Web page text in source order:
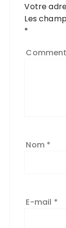
Votre
Les
*
Nom *
E-mail *